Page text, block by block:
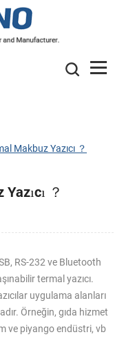
Makbuz Yazıcı ？
？
RS-232 ve Bluetooth
termal yazıcı.
uygulama alanları
Örneğin, gıda hizmet
ve piyango endüstri, vb